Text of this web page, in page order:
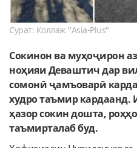
Сурат: Коллаж "Asia-Plus"
Сокинон ва муҳоҷирон
ноҳияи Деваштич дар
сомонӣ ҷамъоварӣ
худро таъмир кардаанд.
ҳазор сокин дошта,
таъмирталаб буд.